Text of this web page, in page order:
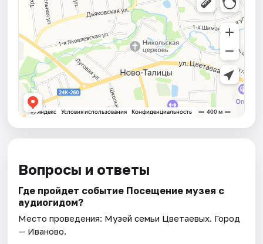
Вопросы и ответы
Где пройдет событие Посещение музея с
аудиогидом?
Место проведения: Музей семьи Цветаевых. Город
— Иваново.